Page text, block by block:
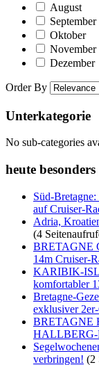
August
September
Oktober
November
Dezember
Order By
Unterkategorie
No sub-categories
heute
Süd-
auf Cruiser-
Adria,
(4
BRETAGNE
14m Cruiser-
KARIBIK-
komfortabler
Bretagne-
exklusiver
BRETAGNE
HALLBERG-
verbringen! (2